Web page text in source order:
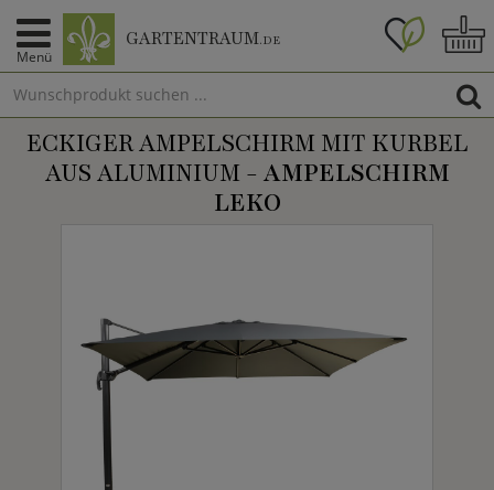
Menü
GARTENTRAUM.DE
ECKIGER AMPELSCHIRM MIT KURBEL
AUS ALUMINIUM - AMPELSCHIRM
LEKO